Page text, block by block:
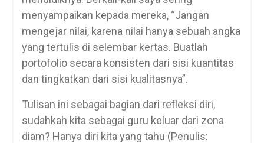
menyampaikan kepada mereka, “Jangan
mengejar nilai, karena nilai hanya sebuah angka
yang tertulis di selembar kertas. Buatlah
portofolio secara konsisten dari sisi kuantitas
dan tingkatkan dari sisi kualitasnya”.
Tulisan ini sebagai bagian dari refleksi diri,
sudahkah kita sebagai guru keluar dari zona
diam? Hanya diri kita yang tahu (Penulis: